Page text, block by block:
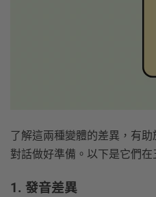
了解這兩種變體的差異，有
對話做好準備。以下是它們在
1. 發音差異